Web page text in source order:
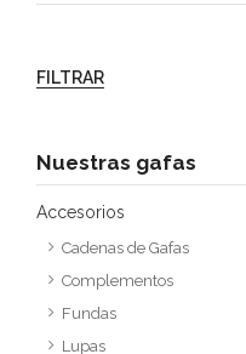
FILTRAR
Nuestras gafas
Accesorios
Cadenas de Gafas
Complementos
Fundas
Lupas